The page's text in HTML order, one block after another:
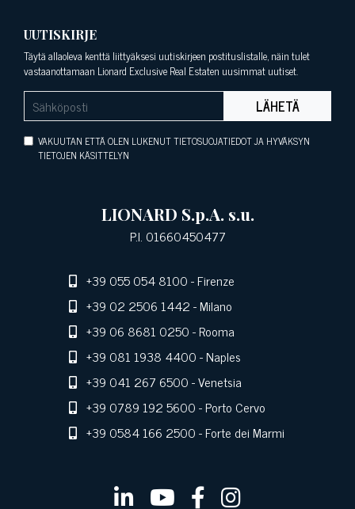
UUTISKIRJE
Täytä allaoleva kenttä liittyäksesi uutiskirjeen postituslistalle, näin tulet
vastaanottamaan Lionard Exclusive Real Estaten uusimmat uutiset.
LÄHETÄ
VAKUUTAN ETTÄ OLEN LUKENUT TIETOSUOJATIEDOT JA HYVÄKSYN
TIETOJEN KÄSITTELYN
LIONARD S.p.A. s.u.
P.I. 01660450477
+39 055 054 8100- Firenze
+39 02 2506 1442- Milano
+39 06 8681 0250- Rooma
+39 081 1938 4400- Naples
+39 041 267 6500- Venetsia
+39 0789 192 5600- Porto Cervo
+39 0584 166 2500- Forte dei Marmi